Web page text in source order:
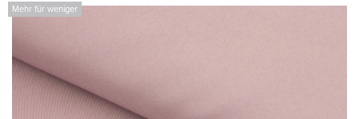
Mehr für weniger